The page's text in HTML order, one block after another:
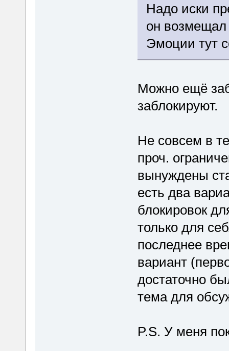
Надо иски
он
Эмоции тут
Можно ещё
заблокируют.
Не совсем в
проч.
вынуждены
есть два
блокировок
только для
последнее
вариант
достаточно
тема для
P.S. У меня